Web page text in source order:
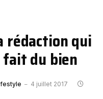
rédaction qui
du bien
4 juillet 2017